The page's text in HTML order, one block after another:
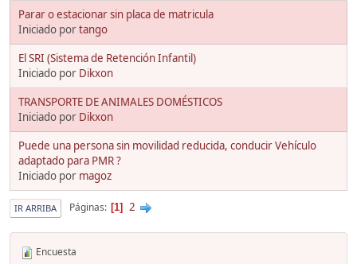
Parar o estacionar sin placa de matricula
Iniciado portango
El SRI (Sistema de Retención Infantil)
Iniciado por Dikxon
TRANSPORTE DE ANIMALES DOMÉSTICOS
Iniciado por Dikxon
Puede una persona sin movilidad reducida, conducir Vehículo
adaptado para PMR ?
Iniciado por magoz
IR ARRIBA Páginas 1 2
Encuesta